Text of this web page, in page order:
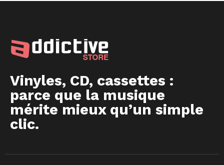
Vinyles, CD, cassettes :
parce que la musique
mérite mieux qu’un simple
clic.